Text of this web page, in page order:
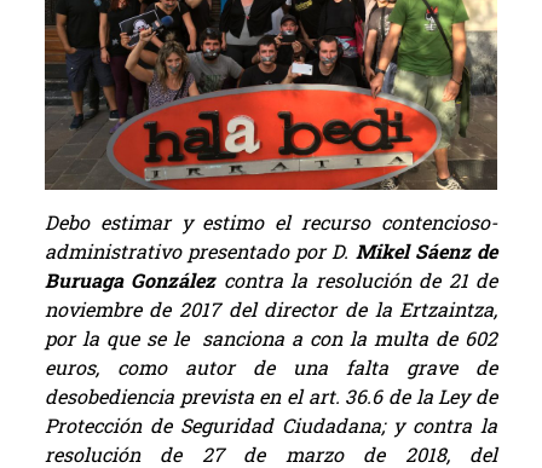
Debo estimar y estimo el recurso contencioso-
administrativo presentado por D. Mikel Sáenz de
Buruaga Gonzálezcontra la resolución de 21 de
noviembre de 2017 del director de la Ertzaintza,
por la que se le sanciona a con la multa de 602
euros, como autor de una falta grave de
desobediencia prevista en el art. 36.6 de la Ley de
Protección de Seguridad Ciudadana; y contra la
resolución de 27 de marzo de 2018, del